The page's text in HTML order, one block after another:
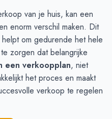
van je huis, kan een
enorm verschil maken. Dit
om gedurende het hele
zorgen dat belangrijke
een verkoopplan, niet
het proces en maakt
verkoop te regelen